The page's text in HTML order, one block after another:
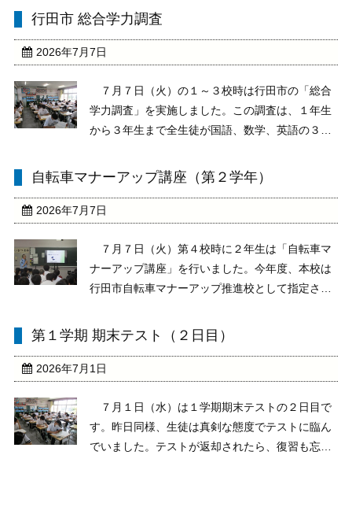
表（呼びかけ）しました。図書委員からは推薦図
化委員からは清掃 ...
行田市 総合学力調査
2026年7月7日
７月７日（火）の１～３校時は行田市の「総合
学力調査」を実施しました。この調査は、１年生
から３年生まで全生徒が国語、数学、英語の３教
てもらいます。その後、各自の課題に合わせたド
取り組み、学力向 ...
自転車マナーアップ講座（第２学年）
2026年7月7日
７月７日（火）第４校時に２年生は「自転車マ
ナーアップ講座」を行いました。今年度、本校は
行田市自転車マナーアップ推進校として指定さ
から、自転車乗車に関するマナーや順守すべき道
剣に話に耳を傾け、 ...
第１学期 期末テスト（２日目）
2026年7月1日
７月１日（水）は１学期期末テストの２日目で
す。昨日同様、生徒は真剣な態度でテストに臨ん
でいました。テストが返却されたら、復習も忘れ